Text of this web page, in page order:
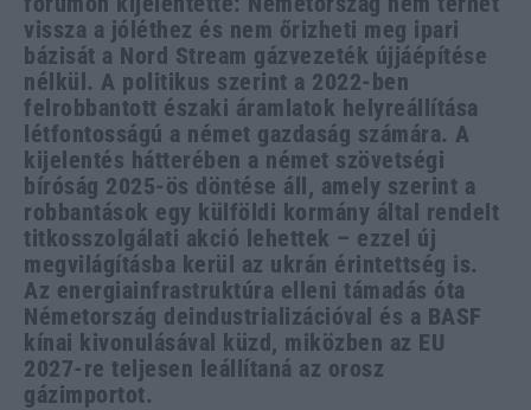
vissza a jóléthez és nem őrizheti meg ipari
bázisát a Nord Stream gázvezeték újjáépítése
nélkül. A politikus szerint a 2022-ben
felrobbantott északi áramlatok helyreállítása
létfontosságú a német gazdaság számára. A
kijelentés hátterében a német szövetségi
bíróság 2025-ös döntése áll, amely szerint a
robbantások egy külföldi kormány által rendelt
titkosszolgálati akció lehettek – ezzel új
megvilágításba kerül az ukrán érintettség is.
Az energiainfrastruktúra elleni támadás óta
Németország deindustrializációval és a BASF
kínai kivonulásával küzd, miközben az EU
2027-re teljesen leállítaná az orosz
gázimportot.